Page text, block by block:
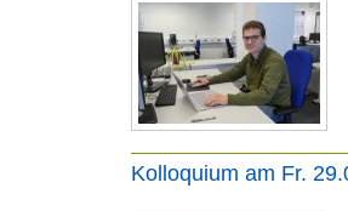
Kolloquium am Fr.